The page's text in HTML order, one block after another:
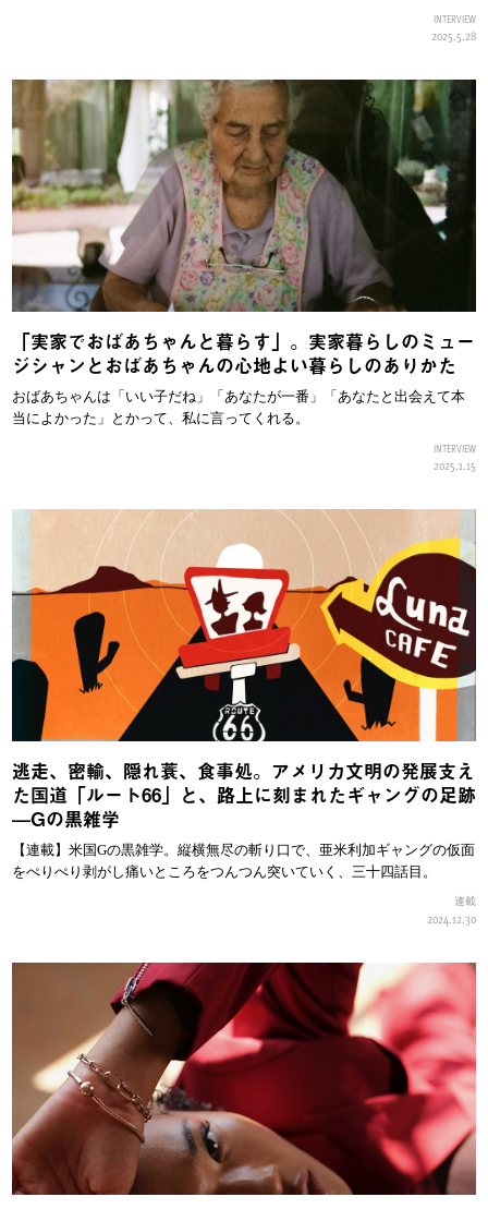
INTERVIEW
2025.5.28
「実家でおばあちゃんと暮らす」。実家暮らしのミュー
ジシャンとおばあちゃんの心地よい暮らしのありかた
おばあちゃんは「いい子だね」「あなたが一番」「あなたと出会えて本
当によかった」とかって、私に言ってくれる。
INTERVIEW
2025.1.15
逃走、密輸、隠れ蓑、食事処。アメリカ文明の発展支え
た国道「ルート66」と、路上に刻まれたギャングの足跡
—Gの黒雑学
【連載】米国Gの黒雑学。縦横無尽の斬り口で、亜米利加ギャングの仮面
をぺりぺり剥がし痛いところをつんつん突いていく、三十四話目。
連載
2024.12.30